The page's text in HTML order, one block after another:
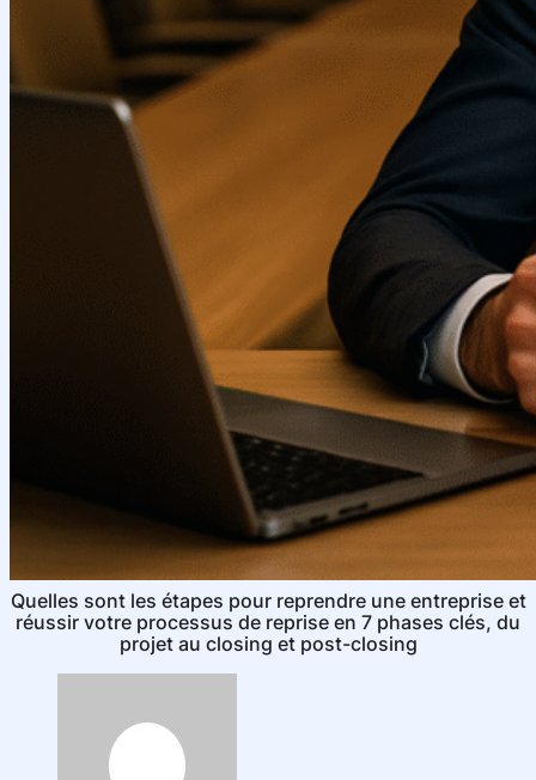
Quelles sont les étapes pour reprendre une entreprise et
réussir votre processus de reprise en 7 phases clés, du
projet au closing et post-closing